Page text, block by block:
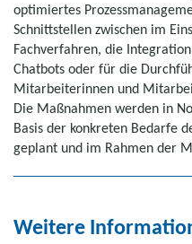
optimiertes
Schnittstellen zwischen im
Fachverfahren, die
Chatbots oder für die
Mitarbeiterinnen und
Die Maßnahmen werden in
Basis der konkreten Bedarfe
geplant und im Rahmen der
Weitere